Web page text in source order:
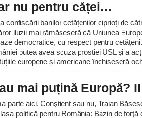
nu pentru căței…
confiscării banilor cetățenilor ciprioți de
iluzii mai rămăseseră că Uniunea
democratice, cu respect pentru
putea avea scuza prostiei USL și a
europene și americane închiseseră
mai puțină Europă? II
parte aici. Conştient sau nu, Traian
politică pentru România: Bazin de forţă